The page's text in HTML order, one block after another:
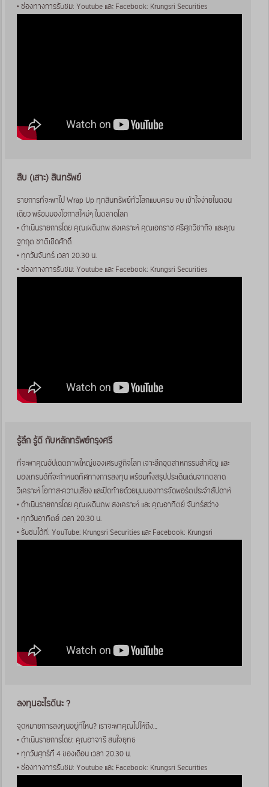
• ช่องทางการรับชม: Youtube และ Facebook: Krungsri Securities
สืบ (เสาะ) สินทรัพย์
รายการที่จะพาไป Wrap Up ทุกสินทรัพย์ทั่วโลกแบบครบ จบ เข้าใจง่ายในตอน
เดียว พร้อมมองโอกาสใหม่ๆ ในตลาดโลก
• ดำเนินรายการโดย คุณเผดิมภพ สงเคราะห์ คุณเอกราช ศรีศุภวิชากิจ และคุณ
ฐกฤต ชาติเชิดศักดิ์
• ทุกวันจันทร์ เวลา 20.30 น.
• ช่องทางการรับชม: Youtube และ Facebook: Krungsri Securities
รู้ลึก รู้ดี กับหลักทรัพย์กรุงศรี
ที่จะพาคุณอัปเดตภาพใหญ่ของเศรษฐกิจโลก เจาะลึกอุตสาหกรรมสำคัญ และ
มองเทรนด์ที่จะกำหนดทิศทางการลงทุน พร้อมทั้งสรุปประเด็นเด่นจากตลาด
วิเคราะห์ โอกาส-ความเสี่ยง และปิดท้ายด้วยมุมมองการจัดพอร์ตประจำสัปดาห์
• ดำเนินรายการโดย คุณเผดิมภพ สงเคราะห์ และ คุณอาทิตย์ จันทร์สว่าง
• ทุกวันอาทิตย์ เวลา 20.30 น.
• รับชมได้ที่: YouTube: Krungsri Securities และ Facebook: Krungsri
ลงทุนอะไรดีนะ ?
จุดหมายการลงทุนอยู่ที่ไหน? เราจะพาคุณไปให้ถึง…
• ดำเนินรายการโดย: คุณอาจารี สนใจยุทธ
• ทุกวันศุกร์ที่ 4 ของเดือน เวลา 20.30 น.
• ช่องทางการรับชม: Youtube และ Facebook: Krungsri Securities